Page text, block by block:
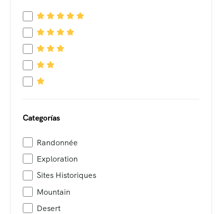
Categorías
Randonnée
Exploration
Sites Historiques
Mountain
Desert